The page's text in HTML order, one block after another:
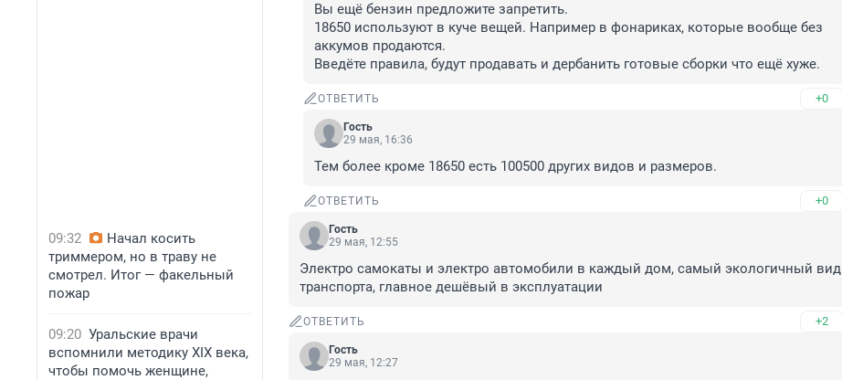
09:32
Начал косить
триммером, но в траву не
смотрел. Итог — факельный
пожар
09:20 Уральские врачи
вспомнили методику XIX века,
чтобы помочь женщине,
Вы ещё бензин предложите запретить.
18650 используют в куче вещей. Например в фонариках, которые вообще без
аккумов продаются.
Введёте правила, будут продавать и дербанить готовые сборки что ещё хуже.
ОТВЕТИТЬ +0
Гость
29 мая, 16:36
Тем более кроме 18650 есть 100500 других видов и размеров.
ОТВЕТИТЬ +0
Гость
29 мая, 12:55
Электро самокаты и электро автомобили в каждый дом, самый экологичный вид
транспорта, главное дешёвый в эксплуатации
ОТВЕТИТЬ +2
Гость
29 мая, 12:27